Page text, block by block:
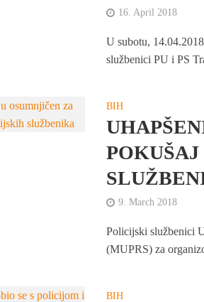
16. April 2018
U subotu,
službenici PU i PS
BIH
9. March 2018
Policijski službenici
(MUPRS) za
BIH